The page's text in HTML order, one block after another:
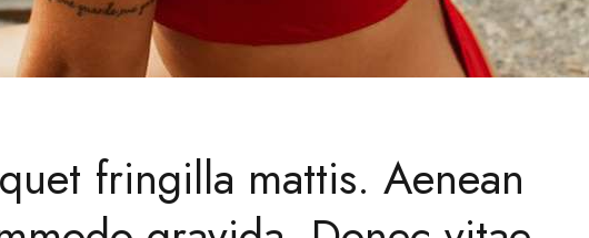
fringilla mattis. Aenean